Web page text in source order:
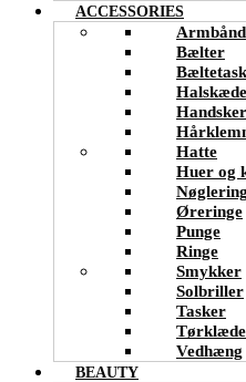
ACCESSORIES
Armbånd
Bælter
Halskæde
Handsker
Hatte
Huer og
Øreringe
Punge
Ringe
Smykker
Solbriller
Tasker
Vedhæng
BEAUTY